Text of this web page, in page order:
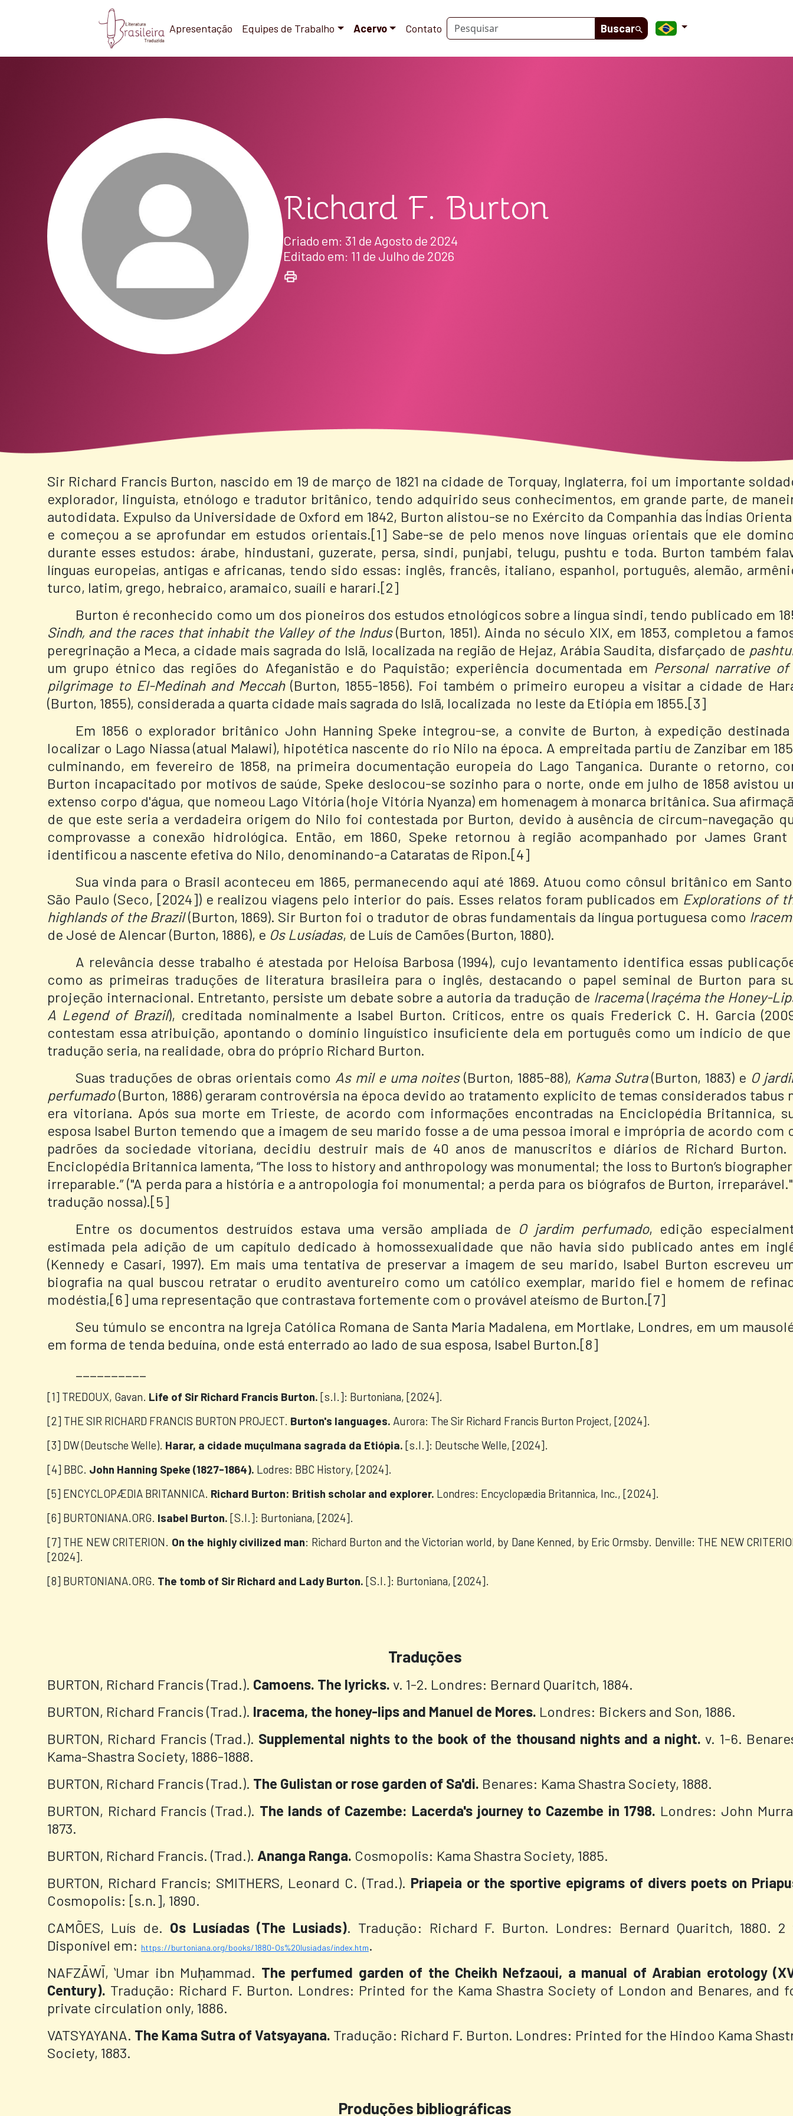
Apresentação Equipes de Trabalho Acervo Contato Buscar
Richard F. Burton
Criado em: 31 de Agosto de 2024
Editado em: 11 de Julho de 2026
Sir Richard Francis Burton, nascido em 19 de março de 1821 na cidade de Torquay, Inglaterra, foi um importante
explorador, linguista, etnólogo e tradutor britânico, tendo adquirido seus conhecimentos, em grande parte, de
autodidata. Expulso da Universidade de Oxford em 1842, Burton alistou-se no Exército da Companhia das Índias
e começou a se aprofundar em estudos orientais.[1] Sabe-se de pelo menos nove línguas orientais que ele
durante esses estudos: árabe, hindustani, guzerate, persa, sindi, punjabi, telugu, pushtu e toda. Burton também
línguas europeias, antigas e africanas, tendo sido essas: inglês, francês, italiano, espanhol, português, alemão,
turco, latim, grego, hebraico, aramaico, suaíli e harari.[2]
Burton é reconhecido como um dos pioneiros dos estudos etnológicos sobre a língua sindi, tendo publicado em
Sindh, and the races that inhabit the Valley of the Indus(Burton, 1851). Ainda no século XIX, em 1853, completou a
peregrinação a Meca, a cidade mais sagrada do Islã, localizada na região de Hejaz, Arábia Saudita, disfarçado de
um grupo étnico das regiões do Afeganistão e do Paquistão; experiência documentada em Personal narrative
pilgrimage to El-Medinah and Meccah (Burton, 1855-1856). Foi também o primeiro europeu a visitar a cidade de
(Burton, 1855), considerada a quarta cidade mais sagrada do Islã, localizada no leste da Etiópia em 1855.[3]
Em 1856 o explorador britânico John Hanning Speke integrou-se, a convite de Burton, à expedição
localizar o Lago Niassa (atual Malawi), hipotética nascente do rio Nilo na época. A empreitada partiu de Zanzibar em
culminando, em fevereiro de 1858, na primeira documentação europeia do Lago Tanganica. Durante o retorno,
Burton incapacitado por motivos de saúde, Speke deslocou-se sozinho para o norte, onde em julho de 1858 avistou
extenso corpo d'água, que nomeou Lago Vitória (hoje Vitória Nyanza) em homenagem à monarca britânica. Sua
de que este seria a verdadeira origem do Nilo foi contestada por Burton, devido à ausência de circum-navegação
comprovasse a conexão hidrológica. Então, em 1860, Speke retornou à região acompanhado por James
identificou a nascente efetiva do Nilo, denominando-a Cataratas de Ripon.[4]
Sua vinda para o Brasil aconteceu em 1865, permanecendo aqui até 1869. Atuou como cônsul britânico em
São Paulo (Seco, [2024]) e realizou viagens pelo interior do país. Esses relatos foram publicados em Explorations of
highlands of the Brazil (Burton, 1869). Sir Burton foi o tradutor de obras fundamentais da língua portuguesa como
de José de Alencar (Burton, 1886), e Os Lusíadas, de Luís de Camões (Burton, 1880).
A relevância desse trabalho é atestada por Heloísa Barbosa (1994), cujo levantamento identifica essas
como as primeiras traduções de literatura brasileira para o inglês, destacando o papel seminal de Burton para
projeção internacional. Entretanto, persiste um debate sobre a autoria da tradução de Iracema(Iraçéma the Honey-
A Legend of Brazil), creditada nominalmente a Isabel Burton. Críticos, entre os quais Frederick C. H. Garcia
contestam essa atribuição, apontando o domínio linguístico insuficiente dela em português como um indício de
tradução seria, na realidade, obra do próprio Richard Burton.
Suas traduções de obras orientais como As mil e uma noites(Burton, 1885-88), Kama Sutra (Burton, 1883) e O
perfumado(Burton, 1886) geraram controvérsia na época devido ao tratamento explícito de temas considerados tabus
era vitoriana. Após sua morte em Trieste, de acordo com informações encontradas na Enciclopédia Britannica,
esposa Isabel Burton temendo que a imagem de seu marido fosse a de uma pessoa imoral e imprópria de acordo com
padrões da sociedade vitoriana, decidiu destruir mais de 40 anos de manuscritos e diários de Richard Burton.
Enciclopédia Britannica lamenta, “The loss to history and anthropology was monumental; the loss to Burton’s
irreparable.”("A perda para a história e a antropologia foi monumental; a perda para os biógrafos de Burton,
tradução nossa).[5]
Entre os documentos destruídos estava uma versão ampliada de O jardim perfumado, edição
estimada pela adição de um capítulo dedicado à homossexualidade que não havia sido publicado antes em
(Kennedy e Casari, 1997). Em mais uma tentativa de preservar a imagem de seu marido, Isabel Burton escreveu
biografia na qual buscou retratar o erudito aventureiro como um católico exemplar, marido fiel e homem de
modéstia,[6] uma representação que contrastava fortemente com o provável ateísmo de Burton.[7]
Seu túmulo se encontra na Igreja Católica Romana de Santa Maria Madalena, em Mortlake, Londres, em um
em forma de tenda beduína, onde está enterrado ao lado de sua esposa, Isabel Burton.[8]
__________
[1] TREDOUX, Gavan. Life of Sir Richard Francis Burton. [s.l.]: Burtoniana, [2024].
[2] THE SIR RICHARD FRANCIS BURTON PROJECT. Burton's languages. Aurora: The Sir Richard Francis Burton Project, [2024].
[3] DW (Deutsche Welle). Harar, a cidade muçulmana sagrada da Etiópia. [s.l.]: Deutsche Welle, [2024].
[4] BBC. John Hanning Speke (1827-1864). Lodres: BBC History, [2024].
[5] ENCYCLOPÆDIA BRITANNICA. Richard Burton: British scholar and explorer. Londres: Encyclopædia Britannica, Inc., [2024].
[6] BURTONIANA.ORG. Isabel Burton. [S.l.]: Burtoniana, [2024].
[7] THE NEW CRITERION. On the highly civilized man: Richard Burton and the Victorian world, by Dane Kenned, by Eric Ormsby. Denville: THE NEW
[2024].
[8] BURTONIANA.ORG. The tomb of Sir Richard and Lady Burton. [S.l.]: Burtoniana, [2024].
Traduções
BURTON, Richard Francis (Trad.). Camoens. The lyricks. v. 1-2. Londres: Bernard Quaritch, 1884.
BURTON, Richard Francis (Trad.). Iracema, the honey-lips and Manuel de Mores. Londres: Bickers and Son, 1886.
BURTON, Richard Francis (Trad.). Supplemental nights to the book of the thousand nights and a night. v. 1-6.
Kama-Shastra Society, 1886-1888.
BURTON, Richard Francis (Trad.). The Gulistan or rose garden of Sa'di. Benares: Kama Shastra Society, 1888.
BURTON, Richard Francis (Trad.). The lands of Cazembe: Lacerda's journey to Cazembe in 1798. Londres: John
1873.
BURTON, Richard Francis. (Trad.). Ananga Ranga. Cosmopolis: Kama Shastra Society, 1885.
BURTON, Richard Francis; SMITHERS, Leonard C. (Trad.). Priapeia or the sportive epigrams of divers poets on
Cosmopolis: [s.n.], 1890.
CAMÕES, Luís de. Os Lusíadas (The Lusiads). Tradução: Richard F. Burton. Londres: Bernard Quaritch, 1880. 2
Disponível em: https://burtoniana.org/books/1880-Os%20lusiadas/index.htm.
NAFZĀWĪ, ʻUmar ibn Muḥammad. The perfumed garden of the Cheikh Nefzaoui, a manual of Arabian erotology
Century). Tradução: Richard F. Burton. Londres: Printed for the Kama Shastra Society of London and Benares, and
private circulation only, 1886.
VATSYAYANA. The Kama Sutra of Vatsyayana. Tradução: Richard F. Burton. Londres: Printed for the Hindoo Kama
Society, 1883.
Produções bibliográficas